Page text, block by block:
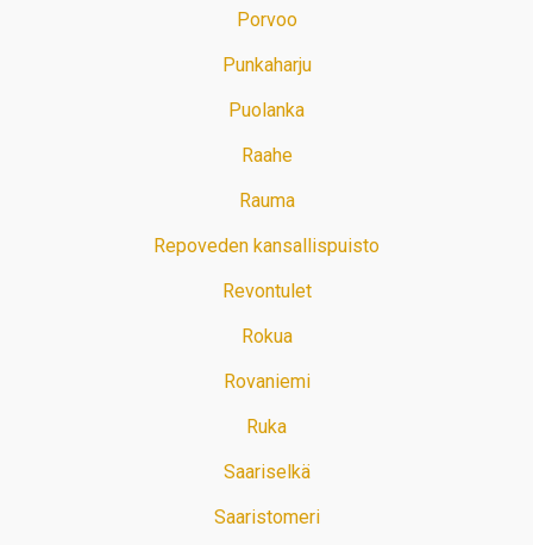
Porvoo
Punkaharju
Puolanka
Raahe
Rauma
Repoveden kansallispuisto
Revontulet
Rokua
Rovaniemi
Ruka
Saariselkä
Saaristomeri